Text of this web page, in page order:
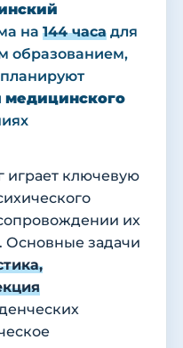
на 144 часа для
образованием,
медицинского
играет ключевую
их
Основные задачи